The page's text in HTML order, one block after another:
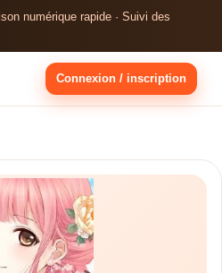
numérique rapide · Suivi des
Connexion / inscription